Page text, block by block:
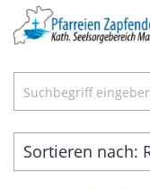
Zum Inhalt springen
Suche